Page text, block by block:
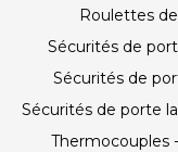
Roulettes
Sécurités de
Sécurités de
Sécurités de porte
Thermocouples